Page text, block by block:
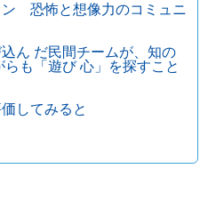
ン 恐怖と想像力のコミュニ
ん だ民間チームが、知の
も「遊び 心」を探すこと
してみると